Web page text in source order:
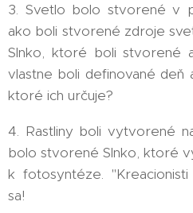
3. Svetlo bolo stvorené v
ako boli stvorené zdroje
Slnko, ktoré boli stvorené
vlastne boli definované deň
ktoré ich určuje?
4. Rastliny boli vytvorené
bolo stvorené Slnko, ktoré
k fotosyntéze.
sa!